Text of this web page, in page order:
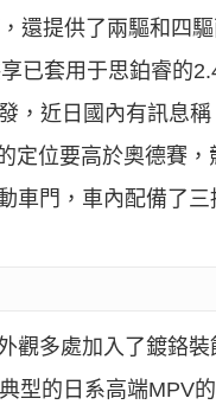
，還提供了兩驅和四
已套用于思鉑睿的
，近日國內有訊息
定位要高於奧德賽，
車門，車內配備了三
觀多處加入了鍍鉻
型的日系高端MPV